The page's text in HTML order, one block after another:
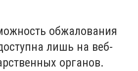
обжалования
лишь на веб-
органов.